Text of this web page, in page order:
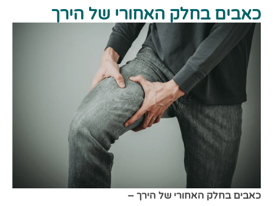
כאבים בחלק האחורי של הירך
כאבים בחלק האחורי של הירך –